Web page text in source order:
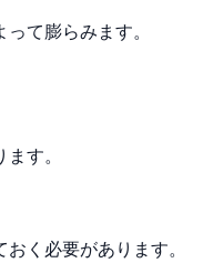
て膨らみます。
す。
く必要があります。